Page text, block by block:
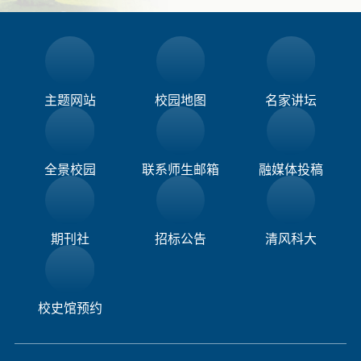
主题网站 校园地图 名家讲坛
全景校园 联系师生邮箱 融媒体投稿​
期刊社 招标公告 清风科大
校史馆预约